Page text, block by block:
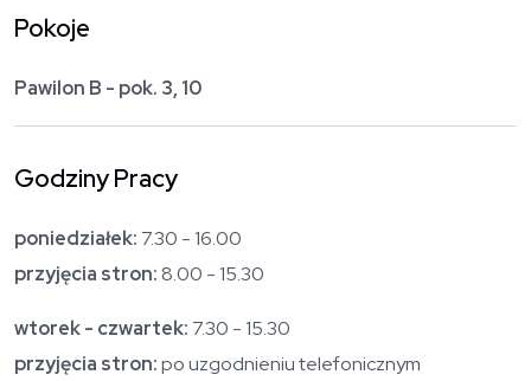
Pokoje
Pawilon B - pok. 3, 10
Godziny Pracy
poniedziałek: 7.30 - 16.00
przyjęcia stron:8.00 - 15.30
wtorek - czwartek: 7.30 - 15.30
przyjęcia stron:po uzgodnieniu telefonicznym